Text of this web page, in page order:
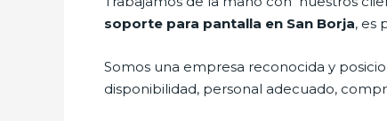
soporte para pantalla en San Borja, es
Somos una empresa reconocida y
disponibilidad, personal adecuado,